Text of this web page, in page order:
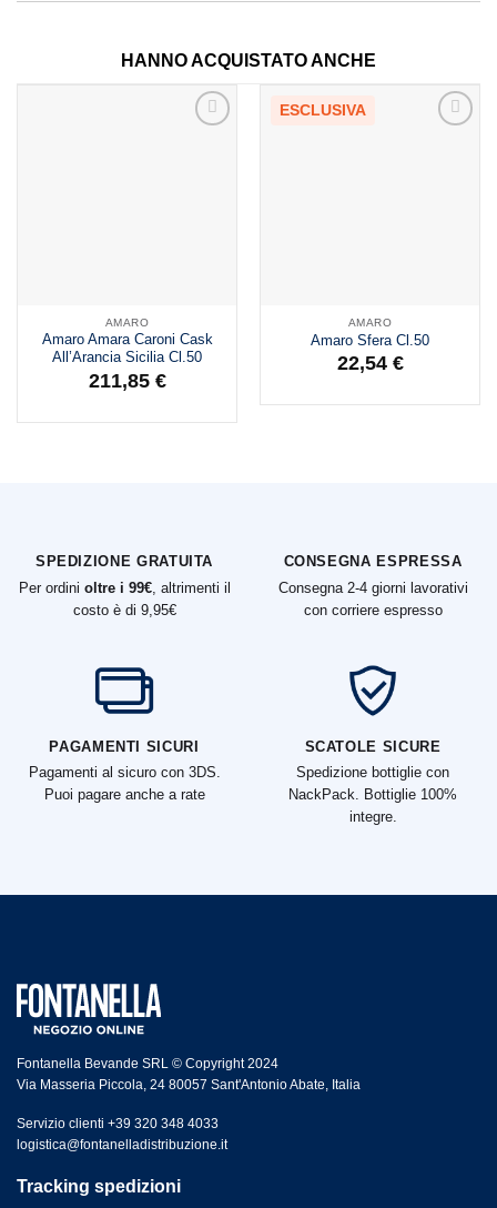
HANNO ACQUISTATO ANCHE
AMARO
Amaro Amara Caroni Cask
All’Arancia Sicilia Cl.50
211,85 €
ESCLUSIVA
AMARO
Amaro Sfera Cl.50
22,54 €
SPEDIZIONE GRATUITA
Per ordini oltre i 99€, altrimenti il
costo è di 9,95€
CONSEGNA ESPRESSA
Consegna 2-4 giorni lavorativi
con corriere espresso
PAGAMENTI SICURI
Pagamenti al sicuro con 3DS.
Puoi pagare anche a rate
SCATOLE SICURE
Spedizione bottiglie con
NackPack. Bottiglie 100%
integre.
Fontanella Bevande SRL © Copyright 2024
Via Masseria Piccola, 24 80057 Sant'Antonio Abate, Italia
Servizio clienti +39 320 348 4033
logistica@fontanelladistribuzione.it
Tracking spedizioni